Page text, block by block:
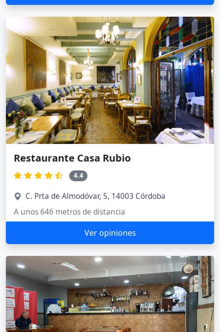
Restaurante Casa Rubio
4.4
C. Prta de Almodóvar, 5, 14003 Córdoba
A unos 646 metros de distancia
Ver opiniones